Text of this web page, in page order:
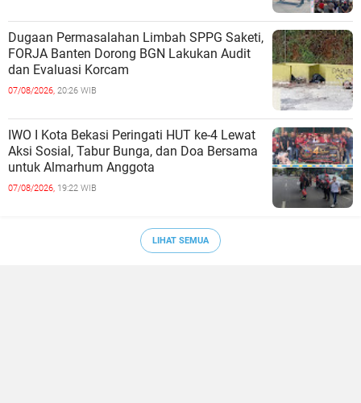
Dugaan Permasalahan Limbah SPPG Saketi,
FORJA Banten Dorong BGN Lakukan Audit
dan Evaluasi Korcam
07/08/2026, 20:26 WIB
IWO I Kota Bekasi Peringati HUT ke-4 Lewat
Aksi Sosial, Tabur Bunga, dan Doa Bersama
untuk Almarhum Anggota
07/08/2026, 19:22 WIB
LIHAT SEMUA